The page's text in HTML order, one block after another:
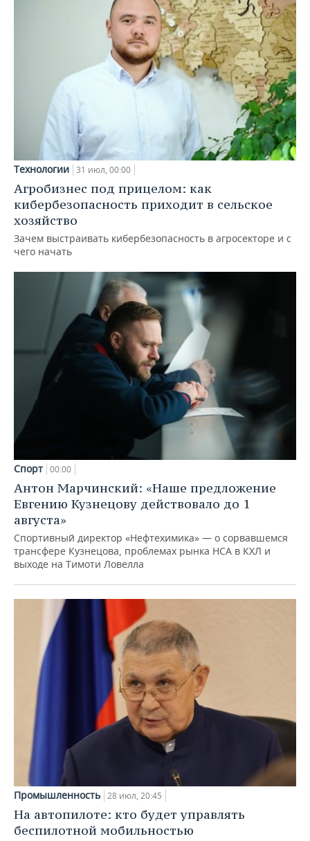
Технологии 31 июл, 00:00
Агробизнес под прицелом: как
кибербезопасность приходит в сельское
хозяйство
Зачем выстраивать кибербезопасность в агросекторе и с
чего начать
Спорт 00:00
Антон Марчинский: «Наше предложение
Евгению Кузнецову действовало до 1
августа»
Спортивный директор «Нефтехимика» — о сорвавшемся
трансфере Кузнецова, проблемах рынка НСА в КХЛ и
выходе на Тимоти Ловелла
Промышленность 28 июл, 20:45
На автопилоте: кто будет управлять
беспилотной мобильностью